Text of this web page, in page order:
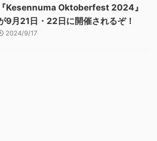
『Kesennuma Oktoberfest 2024』
9月21日・22日に開催されるぞ！
2024/9/17